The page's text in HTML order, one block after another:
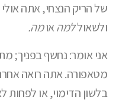
של הריק הנצחי, אתה
ולשאוללמהאומה.
אני אומר: נחשף בפניך;
מטאפורה. אתה רואה
בלשון הדימוי, או לפחות